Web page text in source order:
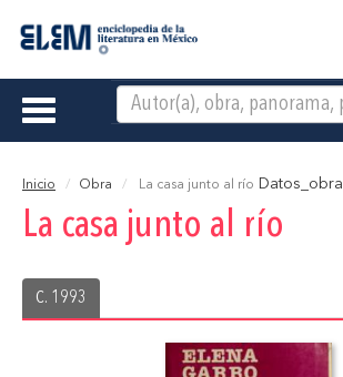
Toggle
Inicio Obra La casa junto al río Datos_obra
La casa junto al río
C. 1993